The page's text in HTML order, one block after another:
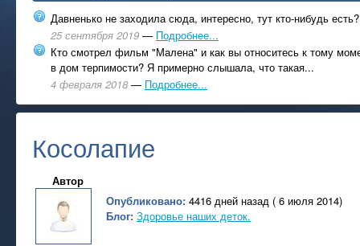
Давненько не заходила сюда, интересно, тут кто-нибудь есть?
25 сентября 2019 — Подробнее...
Кто смотрел фильм "Малена" и как вы относитесь к тому
в дом терпимости? Я примерно слышала, что такая...
4 февраля 2018 — Подробнее...
Косолапие
Автор
Опубликовано: 4416 дней назад ( 6 июля 2014)
Блог: Здоровье наших деток.